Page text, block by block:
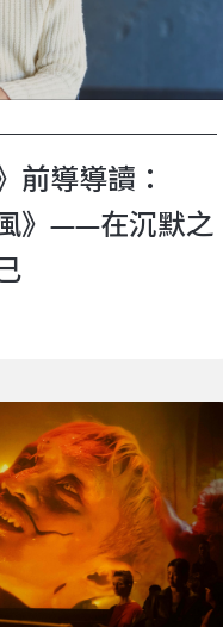
前導導讀：
》——在沉默之
架、肉身與靈魂崩塌再重